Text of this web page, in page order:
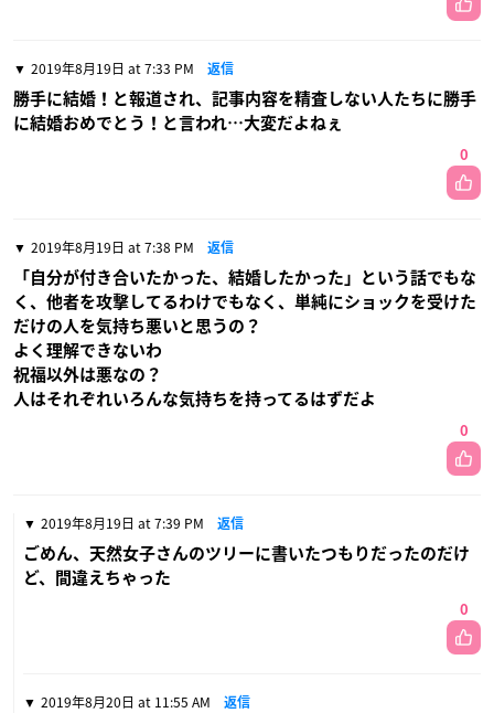
2019年8月19日 at 7:33 PM 返信
勝手に結婚！と報道され、記事内容を精査しない人たちに勝手
に結婚おめでとう！と言われ…大変だよねぇ
0
2019年8月19日 at 7:38 PM 返信
「自分が付き合いたかった、結婚したかった」という話でもな
く、他者を攻撃してるわけでもなく、単純にショックを受けた
だけの人を気持ち悪いと思うの？
よく理解できないわ
祝福以外は悪なの？
人はそれぞれいろんな気持ちを持ってるはずだよ
0
2019年8月19日 at 7:39 PM 返信
ごめん、天然女子さんのツリーに書いたつもりだったのだけ
ど、間違えちゃった
0
2019年8月20日 at 11:55 AM 返信